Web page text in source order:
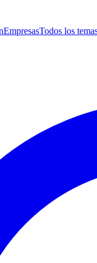
EmpresasTodos los